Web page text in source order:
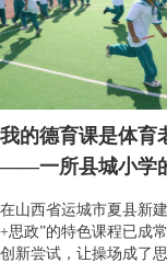
我的德育课是体育
——一所县城小学
在山西省运城市夏县新
+思政”的特色课程已成
创新尝试，让操场成了